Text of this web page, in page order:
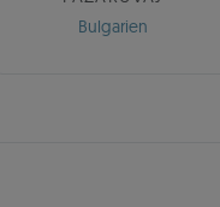
Bulgarien